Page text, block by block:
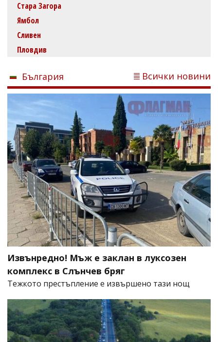
Стара Загора
Ямбол
Сливен
Пловдив
България Всички новини
Извънредно! Мъж е заклан в луксозен
комплекс в Слънчев бряг
​Тежкото престъпление е извършено тази нощ